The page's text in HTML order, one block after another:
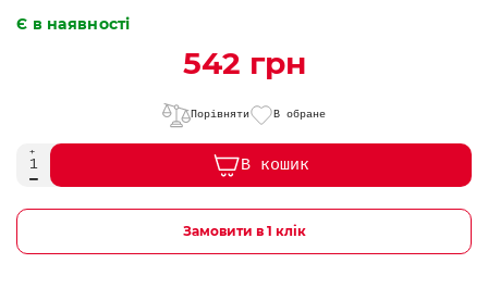
Є в наявності
542 грн
Порівняти В обране
В кошик
Замовити в 1 клік